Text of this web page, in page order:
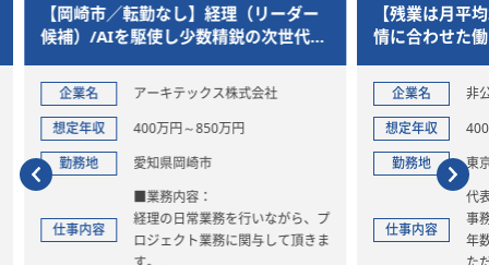
代型
ら、プ
頂きま
【残業は月平均20時間未満】家庭の事
情に合わせた働き方も可能！抜群の働
企業名
非公開
想定年収
400万円～600万円
勤務地
東京都千代田区
仕事内容
代表者が運営する川本健二税理士
事務所の会計処理業務にて、経験
年数に応じて税務業務をご担当い
プライ
任者を
企業
想定
勤務
仕事